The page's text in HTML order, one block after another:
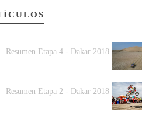
Resumen Etapa 4 - Dakar 2018
Resumen Etapa 2 - Dakar 2018